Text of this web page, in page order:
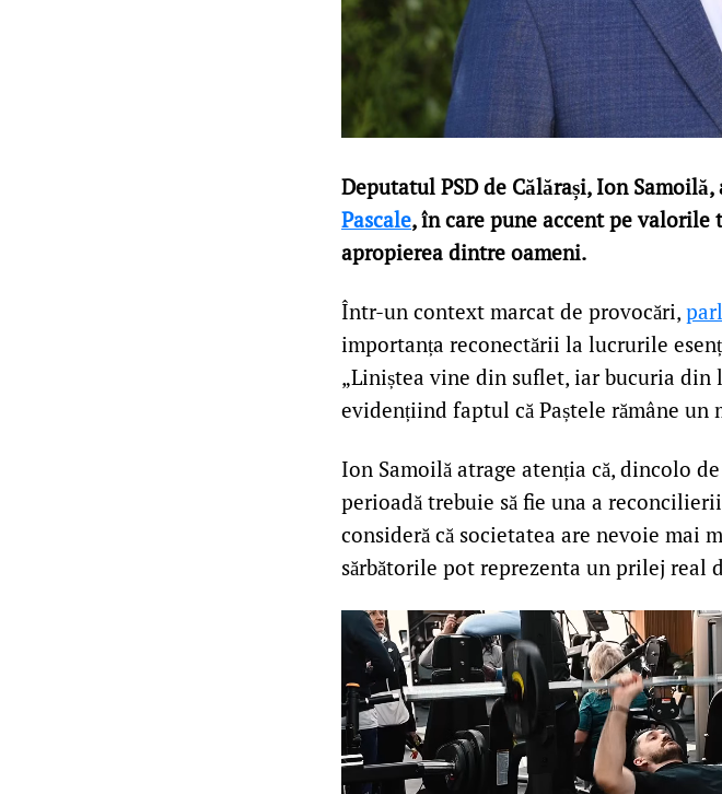
Deputatul PSD de Călărași, Ion
Pascale, în care pune accent pe
apropierea dintre oameni.
Într-un context marcat de provocări,
importanța reconectării la lucrurile
„Liniștea vine din suflet, iar bucuria din
evidențiind faptul că Paștele rămâne
Ion Samoilă atrage atenția că, dincolo
perioadă trebuie să fie una a
consideră că societatea are nevoie mai
sărbătorile pot reprezenta un prilej real